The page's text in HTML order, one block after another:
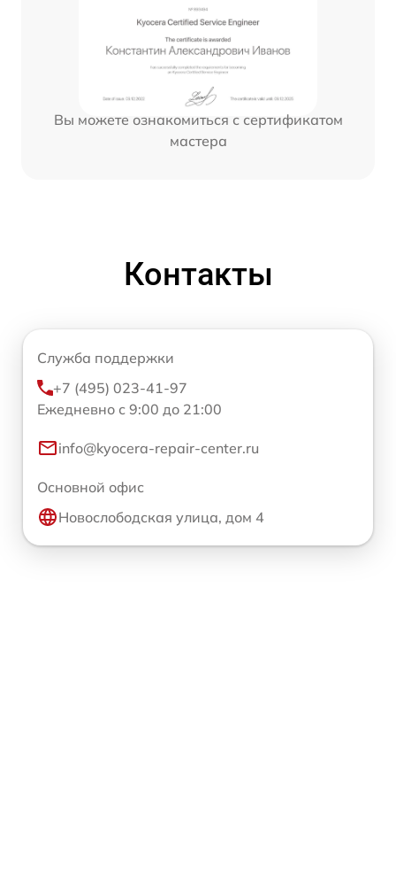
Вы можете ознакомиться с сертификатом
мастера
Контакты
Служба поддержки
+7 (495) 023-41-97
Ежедневно с 9:00 до 21:00
info@kyocera-repair-center.ru
Основной офис
Новослободская улица, дом 4